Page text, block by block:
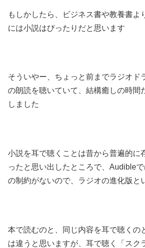
もしかしたら、ビジネス書や教養書よ
には小説はぴったりだと思います
そういやー、ちょっと前までラジオド
の朗読を聴いていて、結構癒しの時間
しました
小説を耳で聴くことは昔から普遍的に
ったと思い出したところで、Audible
の制約がないので、ラジオの進化版と
本で読むのと、同じ内容を耳で聴くの
は違うと思いますが、耳で聴く「スク